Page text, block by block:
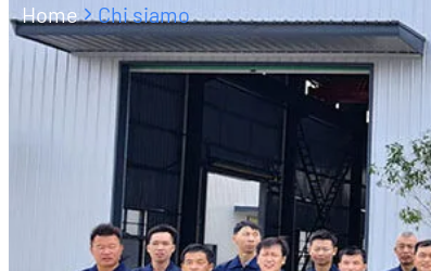
Home Chi siamo